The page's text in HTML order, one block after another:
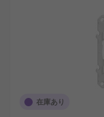
ラスチックなどのさ
い仕上げが施されて
TVアンテナソケット
ることができます。
設置されている場所
ています。
在庫あり